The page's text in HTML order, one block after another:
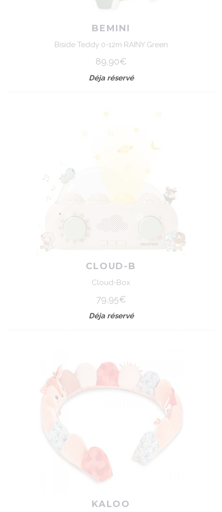
BEMINI
Biside Teddy 0-12m RAINY Green
89,90€
Déja réservé
CLOUD-B
Cloud-Box
79,95€
Déja réservé
KALOO